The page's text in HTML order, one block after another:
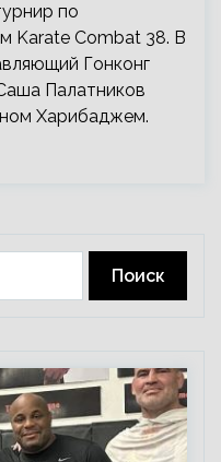
по
Karate Combat 38. В
Гонконг
Палатников
Харибаджем.